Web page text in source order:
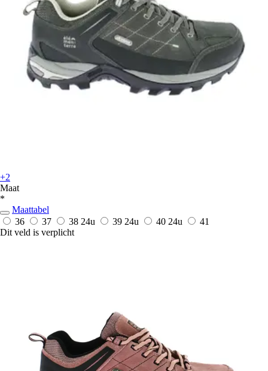
+2
Maat
*
Maattabel
36
37 38 24u 39 24u 40 24u
41
Dit veld is verplicht